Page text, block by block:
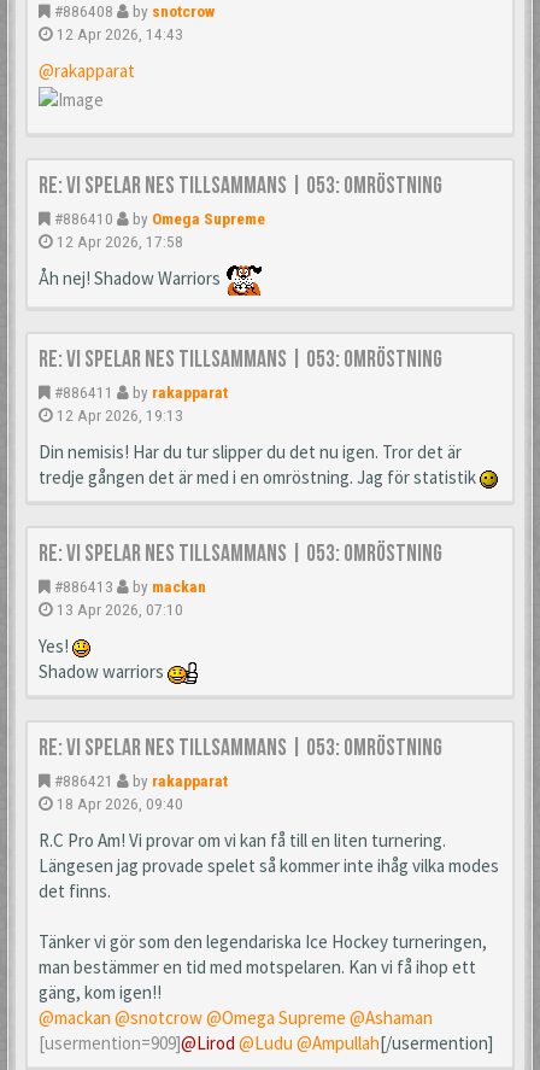
#886408 by snotcrow
12 Apr 2026, 14:43
@rakapparat
Re: Vi spelar NES tillsammans | 053: Omröstning
#886410 by Omega Supreme
12 Apr 2026, 17:58
Åh nej! Shadow Warriors
Re: Vi spelar NES tillsammans | 053: Omröstning
#886411 by rakapparat
12 Apr 2026, 19:13
Din nemisis! Har du tur slipper du det nu igen. Tror det är
tredje gången det är med i en omröstning. Jag för statistik
Re: Vi spelar NES tillsammans | 053: Omröstning
#886413 by mackan
13 Apr 2026, 07:10
Yes!
Shadow warriors
Re: Vi spelar NES tillsammans | 053: Omröstning
#886421 by rakapparat
18 Apr 2026, 09:40
R.C Pro Am! Vi provar om vi kan få till en liten turnering.
Längesen jag provade spelet så kommer inte ihåg vilka modes
det finns.
Tänker vi gör som den legendariska Ice Hockey turneringen,
man bestämmer en tid med motspelaren. Kan vi få ihop ett
gäng, kom igen!!
@mackan @snotcrow@Omega Supreme @Ashaman
[usermention=909]@Lirod @Ludu @Ampullah[/usermention]